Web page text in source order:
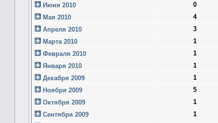
Июня 2010
0
Мая 2010
4
Апреля 2010
3
Марта 2010
1
Февраля 2010
1
Января 2010
1
Декабря 2009
1
Ноября 2009
5
Октября 2009
1
Сентября 2009
1